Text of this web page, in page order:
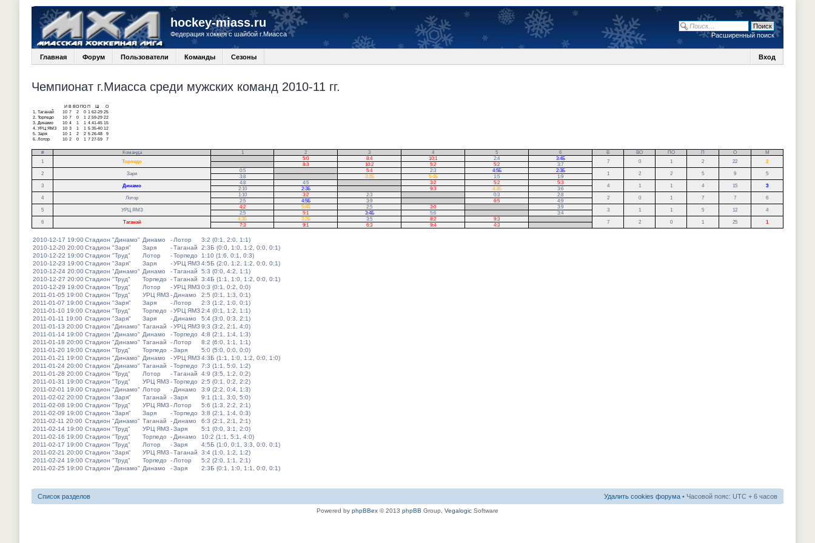
hockey-miass.ru
Федерация хоккея с шайбой г.Миасса Расширенный поиск
Главная Форум Пользователи Команды Сезоны Вход
Чемпионат г.Миасса среди мужских команд 2010-11 гг.
И В ВО ПО П
О
1.
Таганай 10 7 2 0 1 62-29 25
2. Торпедо 10 7 0 1 2 59-29 22
3.
Динамо 10 4 1 1 4 41-45 15
4. УРЦ ЯМЗ 10 3 1 1 5 35-40 12
5. Заря 10 1 2 2 5 26-48
9
6. Лотор 10 2 0 1 7 27-59 7
# Команда 1 2 3 4 5 6 В ВО ПО П О
М
1
Торпедо
5:0 8:4 10:1 2:4 3:4Б
7 0 1 2 22 2
8:3 10:2 5:2 5:2
3:7
2
Заря
0:5 5:4 2:3 4:5Б 2:3Б
1 2 2 5 9 5
3:8 3:2Б 5:4Б 1:5
1:9
3
Динамо
4:8 4:5 3:2 5:2 5:3
4 1 1 4 15 3
2:10 2:3Б 9:3 4:3Б
3:6
4
Лотор
1:10 3:2 2:3 0:3 2:8
2 0 1 7 7 6
2:5 4:5Б 3:9 6:5
4:9
5
УРЦ ЯМЗ
4:2 5:4Б 2:5 3:0 3:9
3 1 1 5 12 4
2:5 5:1 3:4Б 5:6
3:4
6
Таганай
4:3Б 3:2Б 3:5 8:2 9:3
7 2 0 1 25 1
7:3 9:1 6:3 9:4 4:3
2010-12-17 19:00Стадион "Динамо" Динамо - Лотор
3:2 (0:1, 2:0, 1:1)
2010-12-20 20:00Стадион "Заря" Заря -Таганай
2:3Б (0:0, 1:0, 1:2, 0:0, 0:1)
2010-12-22 19:00Стадион "Труд" Лотор -Торпедо
1:10 (1:6, 0:1, 0:3)
2010-12-23 19:00Стадион "Заря" Заря -УРЦ ЯМЗ4:5Б (2:0, 1:2, 1:2, 0:0, 0:1)
2010-12-24 20:00Стадион "Динамо" Динамо -Таганай
5:3 (0:0, 4:2, 1:1)
2010-12-27 20:00Стадион "Труд" Торпедо -Таганай
3:4Б (1:1, 1:0, 1:2, 0:0, 0:1)
2010-12-29 19:00Стадион "Труд" Лотор -УРЦ ЯМЗ0:3 (0:1, 0:2, 0:0)
2011-01-05 19:00 Стадион "Труд" УРЦ ЯМЗ- Динамо
2:5 (0:1, 1:3, 0:1)
2011-01-07 19:00 Стадион "Заря" Заря - Лотор
2:3 (1:2, 1:0, 0:1)
2011-01-10 19:00 Стадион "Труд" Торпедо -УРЦ ЯМЗ2:4 (0:1, 1:2, 1:1)
2011-01-11 19:00 Стадион "Заря" Заря - Динамо
5:4 (3:0, 0:3, 2:1)
2011-01-13 20:00 Стадион "Динамо" Таганай -УРЦ ЯМЗ9:3 (3:2, 2:1, 4:0)
2011-01-14 19:00 Стадион "Динамо" Динамо -Торпедо
4:8 (2:1, 1:4, 1:3)
2011-01-18 20:00 Стадион "Динамо" Таганай - Лотор
8:2 (6:0, 1:1, 1:1)
2011-01-20 19:00 Стадион "Труд" Торпедо -Заря
5:0 (5:0, 0:0, 0:0)
2011-01-21 19:00 Стадион "Динамо" Динамо -УРЦ ЯМЗ4:3Б (1:1, 1:0, 1:2, 0:0, 1:0)
2011-01-24 20:00 Стадион "Динамо" Таганай -Торпедо
7:3 (1:1, 5:0, 1:2)
2011-01-28 20:00 Стадион "Труд" Лотор -Таганай
4:9 (3:5, 1:2, 0:2)
2011-01-31 19:00 Стадион "Труд" УРЦ ЯМЗ-Торпедо
2:5 (0:1, 0:2, 2:2)
2011-02-01 19:00 Стадион "Динамо" Лотор - Динамо
3:9 (2:2, 0:4, 1:3)
2011-02-02 20:00 Стадион "Заря" Таганай -Заря
9:1 (1:1, 3:0, 5:0)
2011-02-08 19:00 Стадион "Труд" УРЦ ЯМЗ- Лотор
5:6 (1:3, 2:2, 2:1)
2011-02-09 19:00 Стадион "Заря" Заря -Торпедо
3:8 (2:1, 1:4, 0:3)
2011-02-11 20:00 Стадион "Динамо" Таганай - Динамо
6:3 (2:1, 2:1, 2:1)
2011-02-14 19:00 Стадион "Труд" УРЦ ЯМЗ-Заря
5:1 (0:0, 3:1, 2:0)
2011-02-16 19:00 Стадион "Труд" Торпедо - Динамо
10:2 (1:1, 5:1, 4:0)
2011-02-17 19:00 Стадион "Труд" Лотор -Заря
4:5Б (1:0, 0:1, 3:3, 0:0, 0:1)
2011-02-21 20:00 Стадион "Заря" УРЦ ЯМЗ-Таганай
3:4 (1:0, 1:2, 1:2)
2011-02-24 19:00 Стадион "Труд" Торпедо - Лотор
5:2 (2:0, 1:1, 2:1)
2011-02-25 19:00 Стадион "Динамо" Динамо -Заря 2:3Б (0:1, 1:0, 1:1, 0:0, 0:1)
Список разделов Удалить cookies форума • Часовой пояс: UTC + 6 часов
Powered by phpBBex © 2013 phpBB Group, Vegalogic Software